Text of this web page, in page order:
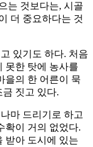
는 것보다는, 시골
더 중요하다는 것
있기도 하다. 처음
못한 탓에 농사를
을의 한 어른이 묵
짓고 있다.
마 드리기로 하고
확이 거의 없었다.
받아 도시에 있는